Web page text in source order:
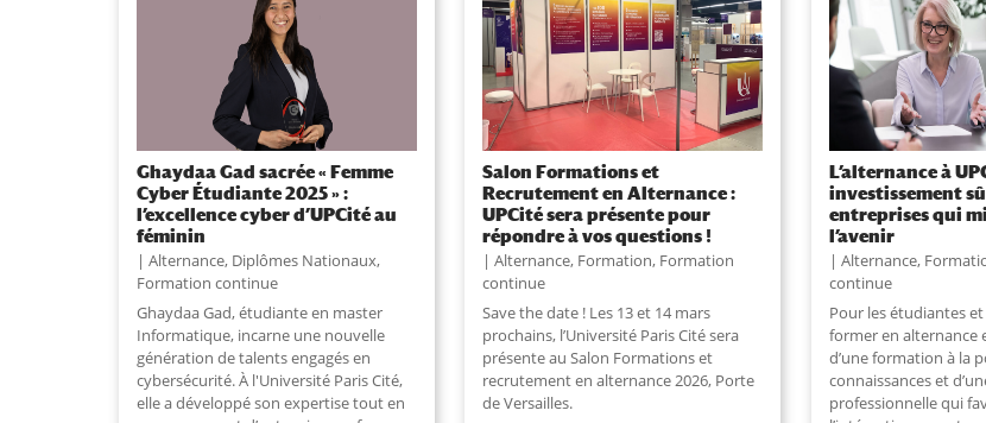
Ghaydaa Gad sacrée « Femme
Cyber Étudiante 2025 » :
l’excellence cyber d’UPCité au
féminin
Alternance, Diplômes Nationaux,
Formation continue
Ghaydaa Gad, étudiante en master
Informatique, incarne une nouvelle
génération de talents engagés en
cybersécurité. À l'Université Paris Cité,
elle a développé son expertise tout en
Salon Formations et
Recrutement en Alternance :
UPCité sera présente pour
répondre à vos questions !
Alternance, Formation, Formation
continue
Save the date ! Les 13 et 14 mars
prochains, l’Université Paris Cité sera
présente au Salon Formations et
recrutement en alternance 2026, Porte
de Versailles.
L’alternance à
investissement
entreprises qui
l’avenir
Alternance,
continue
Pour les étudiantes
former en alternance
d’une formation à la
connaissances et
professionnelle qui